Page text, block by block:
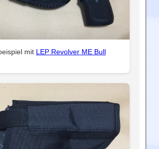
mit LEP Revolver ME Bull